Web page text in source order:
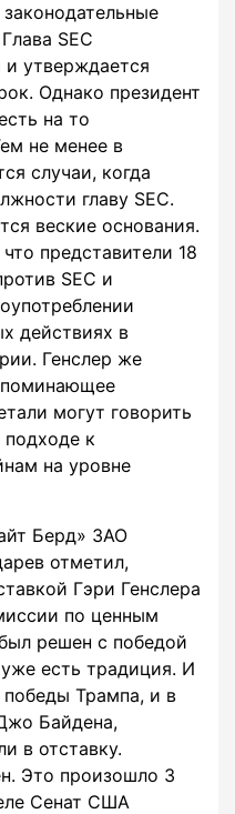
SEC
и утверждается
Однако президент
на то
не менее в
случаи, когда
главу SEC.
веские основания.
представители 18
SEC и
действиях в
Генслер же
могут говорить
к
на уровне
Берд» ЗАО
отметил,
Гэри Генслера
по ценным
решен с победой
есть традиция. И
победы Трампа, и в
Байдена,
в отставку.
Это произошло 3
Сенат США